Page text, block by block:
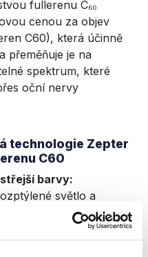
fullerenu C₆₀
cenou za objev
C60), která účinně
přeměňuje je na
spektrum, které
oční nervy
technologie Zepter
C60
barvy:
světlo a
jak ve venkovním
práci s počítačem.